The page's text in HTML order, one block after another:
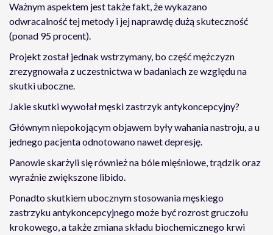
Ważnym aspektem jest także fakt, że wykazano
odwracalność tej metody i jej naprawdę dużą skuteczność
(ponad 95 procent).
Projekt został jednak wstrzymany, bo część mężczyzn
zrezygnowała z uczestnictwa w badaniach ze względu na
skutki uboczne.
Jakie skutki wywołał męski zastrzyk antykoncepcyjny?
Głównym niepokojącym objawem były wahania nastroju, a u
jednego pacjenta odnotowano nawet depresję.
Panowie skarżyli się również na bóle mięśniowe, trądzik oraz
wyraźnie zwiększone libido.
Ponadto skutkiem ubocznym stosowania męskiego
zastrzyku antykoncepcyjnego może być rozrost gruczołu
krokowego, a także zmiana składu biochemicznego krwi